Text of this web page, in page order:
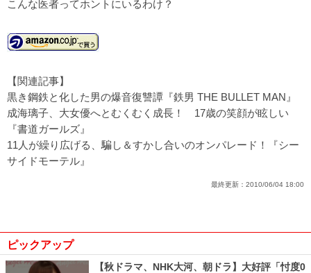
こんな医者ってホントにいるわけ？
【関連記事】
黒き鋼鉄と化した男の爆音復讐譚『鉄男 THE BULLET MAN』
成海璃子、大女優へとむくむく成長！ 17歳の笑顔が眩しい
『書道ガールズ』
11人が繰り広げる、騙し＆すかし合いのオンパレード！『シー
サイドモーテル』
最終更新： 2010/06/04 18:00
ピックアップ
【秋ドラマ、NHK大河、朝ドラ】大好評「忖度0